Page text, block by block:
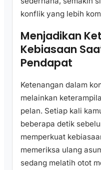
konflik yang lebih
Menjadikan
Kebiasaan
Pendapat
Ketenangan dalam
melainkan
pelan. Setiap kali
beberapa detik
memperkuat
memeriksa ulang
sedang melatih otot